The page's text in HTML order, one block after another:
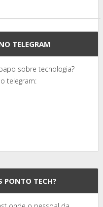
TELEGRAM
sobre tecnologia?
telegram:
PONTO TECH?